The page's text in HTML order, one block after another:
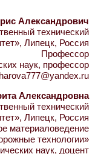
Александрович
технический
Липецк, Россия
Профессор
наук, профессор
Александровна
технический
Липецк, Россия
материаловедение
технологии»
наук, доцент